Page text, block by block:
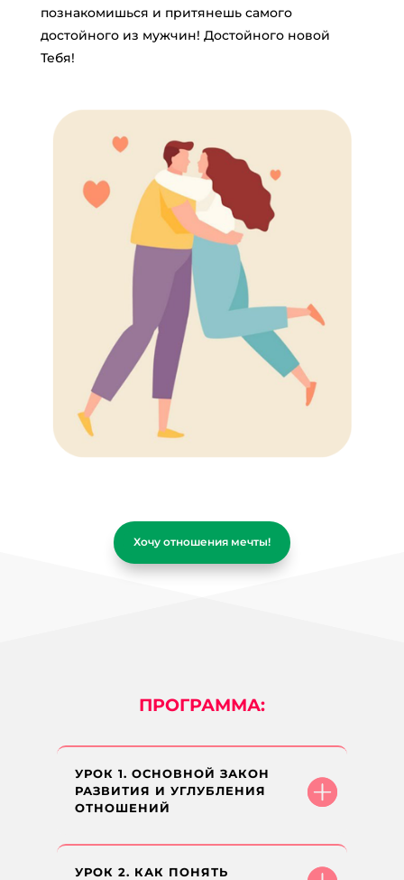
познакомишься и притянешь самого
достойного из мужчин! Достойного новой
Тебя!
Хочу отношения мечты!
ПРОГРАММА:
УРОК 1. ОСНОВНОЙ ЗАКОН
РАЗВИТИЯ И УГЛУБЛЕНИЯ
ОТНОШЕНИЙ
УРОК 2. КАК ПОНЯТЬ